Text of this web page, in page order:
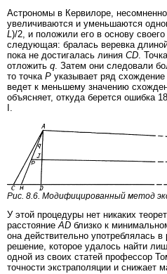
Астрономы в Кервилоре,
увеличиваются и уменьшаются
L)/2, и положили его в основу
следующая: бралась веревка
пока не достигалась линия CD.
отложить q. Затем они следовали
то точка P указывает ряд
ведет к меньшему значению
объясняет, откуда берется ошибка
I.
Рис. 8.6. Модифицированный метод
У этой процедуры нет никаких
расстояниеAD близко к
она действительно употреблялась
решение, которое удалось найти
одной из своих статей профессор
точности экстраполяции и снижает